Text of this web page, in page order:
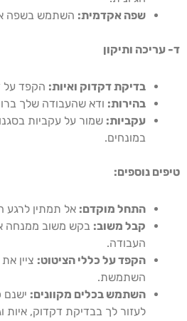
שפה אקדמית: השתמש בשפה
ד- עריכה ותיקון
בדיקת דקדוק ואיות: הקפד על
בהירות: ודא שהעבודה שלך
עקביות: שמור על עקביות
במונחים.
טיפים נוספים:
התחל מוקדם: אל תמתין לרגע
קבל משוב: בקש משוב ממנחה
העבודה.
הקפד על כללי הציטוט: ציין
השתמשת.
השתמש בכלים מקוונים: ישנם
לעזור לך בבדיקת דקדוק, איות